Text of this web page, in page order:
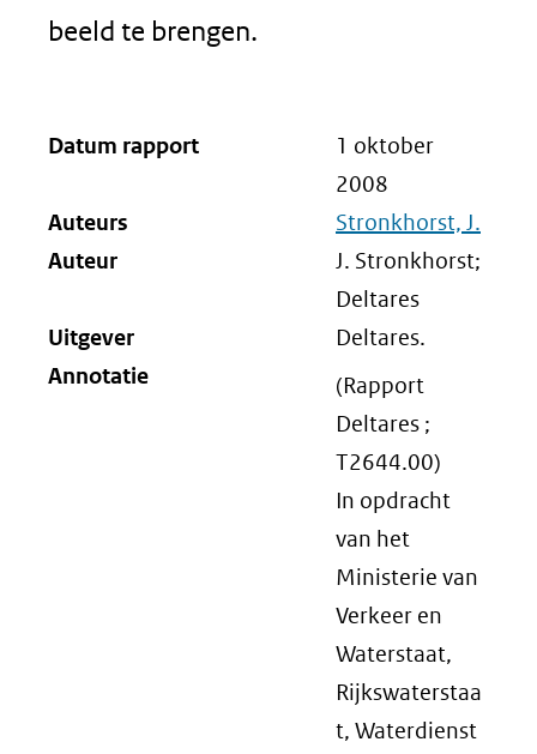
beeld te brengen.
Datum rapport
1 oktober
2008
Auteurs
Stronkhorst, J.
Auteur
J. Stronkhorst;
Deltares
Uitgever
Deltares.
Annotatie
(Rapport
Deltares ;
T2644.00)
In opdracht
van het
Ministerie van
Verkeer en
Waterstaat,
Rijkswaterstaa
t, Waterdienst